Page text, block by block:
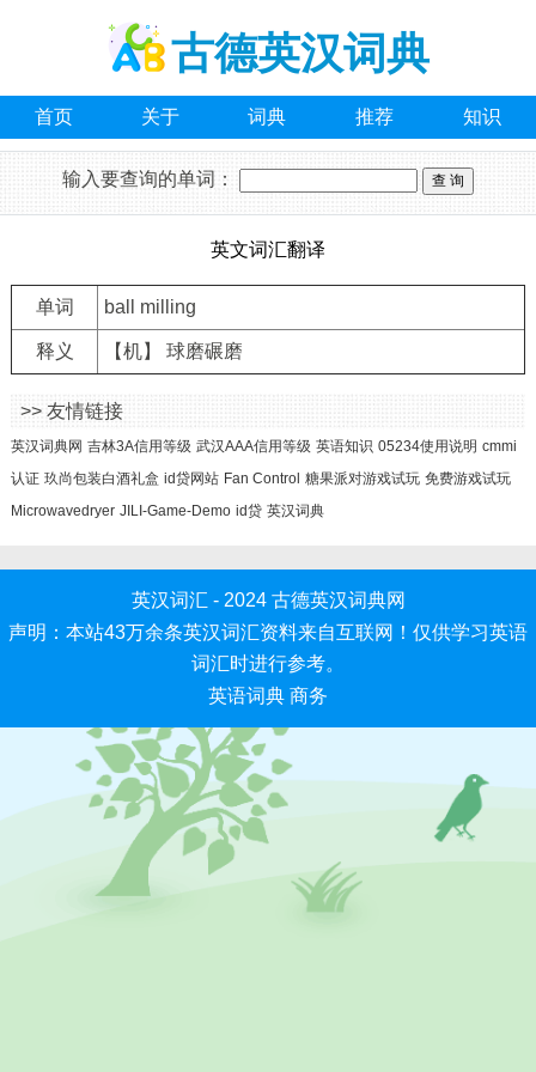
古德英汉词典
首页 关于 词典 推荐 知识
输入要查询的单词：
英文词汇翻译
单词 ball milling
释义 【机】 球磨碾磨
>> 友情链接
英汉词典网 吉林3A信用等级 武汉AAA信用等级 英语知识 05234使用说明 cmmi
认证 玖尚包装白酒礼盒 id贷网站 Fan Control 糖果派对游戏试玩 免费游戏试玩
Microwavedryer JILI-Game-Demo id贷 英汉词典
英汉词汇 - 2024 古德英汉词典网
声明：本站43万余条英汉词汇资料来自互联网！仅供学习英语
词汇时进行参考。
英语词典 商务